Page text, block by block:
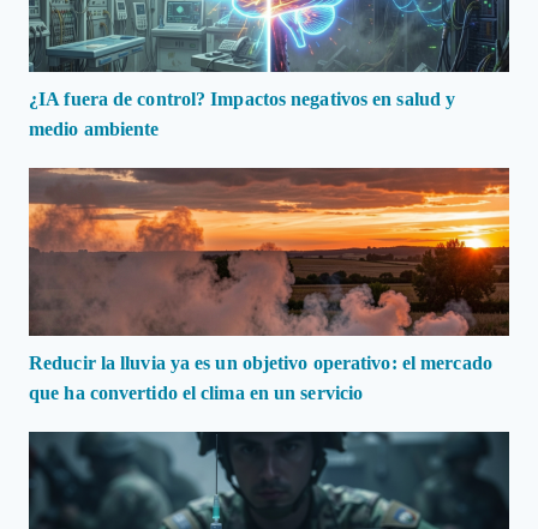
¿IA fuera de control? Impactos negativos en salud y
medio ambiente
Reducir la lluvia ya es un objetivo operativo: el mercado
que ha convertido el clima en un servicio